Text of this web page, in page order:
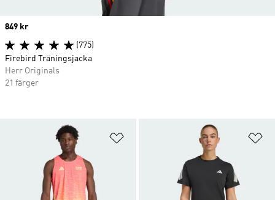
Lägg till på önskelistan
Price
849 kr
(775)
Firebird Träningsjacka
Herr Originals
21 färger